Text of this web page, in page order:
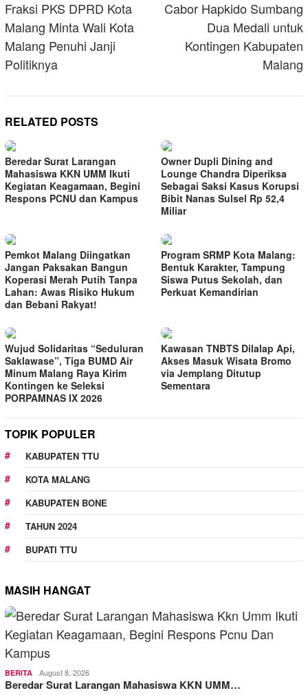
navigation
Fraksi PKS DPRD Kota
Malang Minta Wali Kota
Malang Penuhi Janji
Politiknya
Cabor Hapkido Sumbang
Dua Medali untuk
Kontingen Kabupaten
Malang
RELATED POSTS
Beredar Surat Larangan
Mahasiswa KKN UMM Ikuti
Kegiatan Keagamaan, Begini
Respons PCNU dan Kampus
Owner Dupli Dining and
Lounge Chandra Diperiksa
Sebagai Saksi Kasus Korupsi
Bibit Nanas Sulsel Rp 52,4
Miliar
Pemkot Malang Diingatkan
Jangan Paksakan Bangun
Koperasi Merah Putih Tanpa
Lahan: Awas Risiko Hukum
dan Bebani Rakyat!
Program SRMP Kota Malang:
Bentuk Karakter, Tampung
Siswa Putus Sekolah, dan
Perkuat Kemandirian
Wujud Solidaritas “Seduluran
Saklawase”, Tiga BUMD Air
Minum Malang Raya Kirim
Kontingen ke Seleksi
PORPAMNAS IX 2026
Kawasan TNBTS Dilalap Api,
Akses Masuk Wisata Bromo
via Jemplang Ditutup
Sementara
TOPIK POPULER
KABUPATEN TTU
KOTA MALANG
KABUPATEN BONE
TAHUN 2024
BUPATI TTU
MASIH HANGAT
BERITA August 8, 2026
Beredar Surat Larangan Mahasiswa KKN UMM…